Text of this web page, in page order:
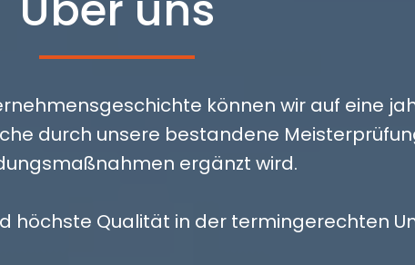
können wir auf eine
durch unsere bestandene
ergänzt wird.
höchste Qualität in der termingerechten